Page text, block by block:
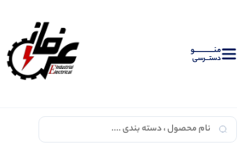
منــــــــــــو
دستــرسی